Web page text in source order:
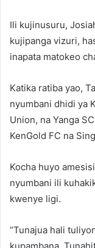
Ili kujinusuru,
kujipanga vizuri,
inapata matokeo
Katika ratiba yao,
nyumbani dhidi ya
Union, na Yanga
KenGold FC na
Kocha huyo
nyumbani ili
kwenye ligi.
“Tunajua hali